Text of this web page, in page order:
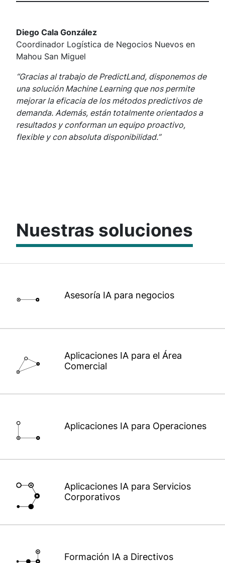
Diego Cala González
Coordinador Logística de Negocios Nuevos en
Mahou San Miguel
“Gracias al trabajo de PredictLand, disponemos de
una solución Machine Learning que nos permite
mejorar la eficacia de los métodos predictivos de
demanda. Además, están totalmente orientados a
resultados y conforman un equipo proactivo,
flexible y con absoluta disponibilidad.”
Nuestras soluciones
Asesoría IA para negocios
Aplicaciones IA para el Área
Comercial
Aplicaciones IA para Operaciones
Aplicaciones IA para Servicios
Corporativos
Formación IA a Directivos